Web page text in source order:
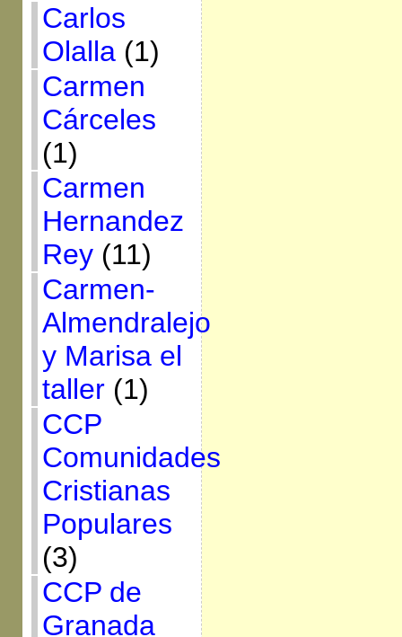
Carlos
Olalla(1)
Carmen
Cárceles
(1)
Carmen
Hernandez
Rey(11)
Carmen-
Almendralejo
y Marisa el
taller(1)
CCP
Comunidades
Cristianas
Populares
(3)
CCP de
Granada